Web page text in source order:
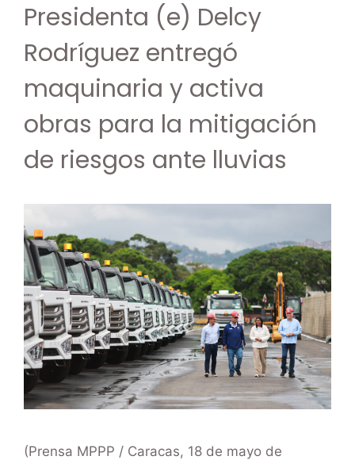
Presidenta (e) Delcy
Rodríguez entregó
maquinaria y activa
obras para la mitigación
de riesgos ante lluvias
(Prensa MPPP / Caracas, 18 de mayo de